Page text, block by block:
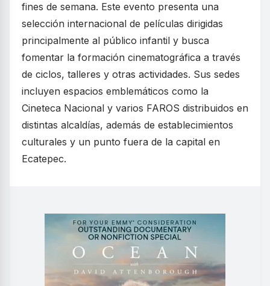
fines de semana. Este evento presenta una
selección internacional de películas dirigidas
principalmente al público infantil y busca
fomentar la formación cinematográfica a través
de ciclos, talleres y otras actividades. Sus sedes
incluyen espacios emblemáticos como la
Cineteca Nacional y varios FAROS distribuidos en
distintas alcaldías, además de establecimientos
culturales y un punto fuera de la capital en
Ecatepec.